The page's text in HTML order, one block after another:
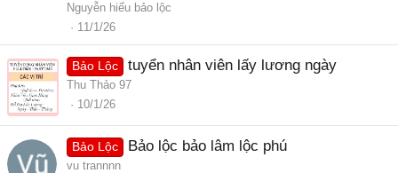
Nguyễn hiếu bảo lộc
11/1/26
Bảo Lộc tuyển nhân viên lấy lương ngày
Thu Thảo 97
10/1/26
Bảo Lộc Bảo lộc bảo lâm lộc phú
vu trannnn